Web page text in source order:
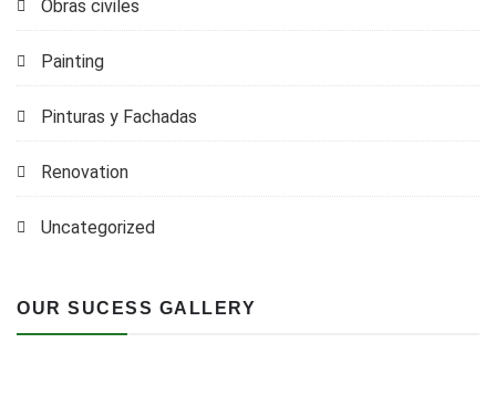
Obras civiles
Painting
Pinturas y Fachadas
Renovation
Uncategorized
OUR SUCESS GALLERY